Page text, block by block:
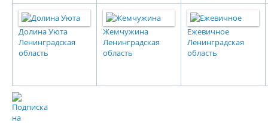
Долина Уюта
Ленинградская
область
Жемчужина
Ленинградская
область
Ежевичное
Ленинградская
область